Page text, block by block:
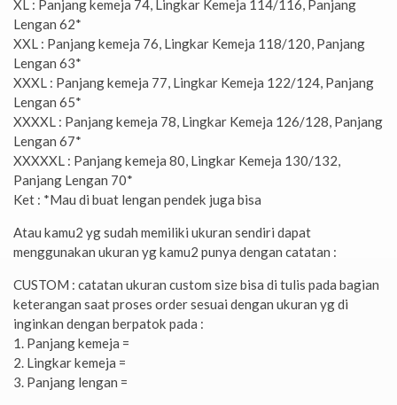
XL : Panjang kemeja 74, Lingkar Kemeja 114/116, Panjang
Lengan 62*
XXL : Panjang kemeja 76, Lingkar Kemeja 118/120, Panjang
Lengan 63*
XXXL : Panjang kemeja 77, Lingkar Kemeja 122/124, Panjang
Lengan 65*
XXXXL : Panjang kemeja 78, Lingkar Kemeja 126/128, Panjang
Lengan 67*
XXXXXL : Panjang kemeja 80, Lingkar Kemeja 130/132,
Panjang Lengan 70*
Ket : *Mau di buat lengan pendek juga bisa
Atau kamu2 yg sudah memiliki ukuran sendiri dapat
menggunakan ukuran yg kamu2 punya dengan catatan :
CUSTOM : catatan ukuran custom size bisa di tulis pada bagian
keterangan saat proses order sesuai dengan ukuran yg di
inginkan dengan berpatok pada :
1. Panjang kemeja =
2. Lingkar kemeja =
3. Panjang lengan =